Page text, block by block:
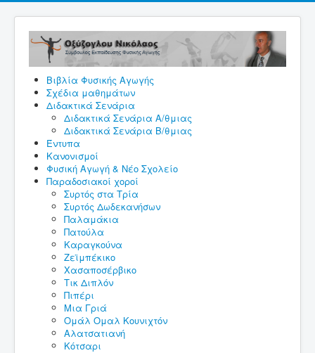
Βιβλία Φυσικής Αγωγής
Σχέδια μαθημάτων
Διδακτικά Σενάρια
Διδακτικά Σενάρια A/θμιας
Διδακτικά Σενάρια Β/θμιας
Έντυπα
Κανονισμοί
Φυσική Αγωγή & Νέο Σχολείο
Παραδοσιακοί χοροί
Συρτός στα Τρία
Συρτός Δωδεκανήσων
Παλαμάκια
Πατούλα
Καραγκούνα
Ζεϊμπέκικο
Χασαποσέρβικο
Τικ Διπλόν
Πιπέρι
Μια Γριά
Ομάλ Ομαλ Κουνιχτόν
Αλατσατιανή
Κότσαρι